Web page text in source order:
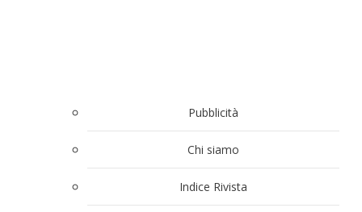
Pubblicità
Chi siamo
Indice Rivista